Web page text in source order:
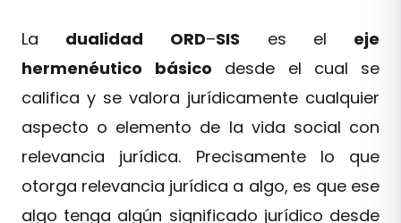
La dualidad ORD–SIS es el eje
hermenéutico
básico desde el cual se
califica y se valora jurídicamente cualquier
aspecto o elemento de la vida social con
relevancia jurídica. Precisamente lo que
otorga relevancia jurídica a algo, es que ese
algo tenga algún significado jurídico desde